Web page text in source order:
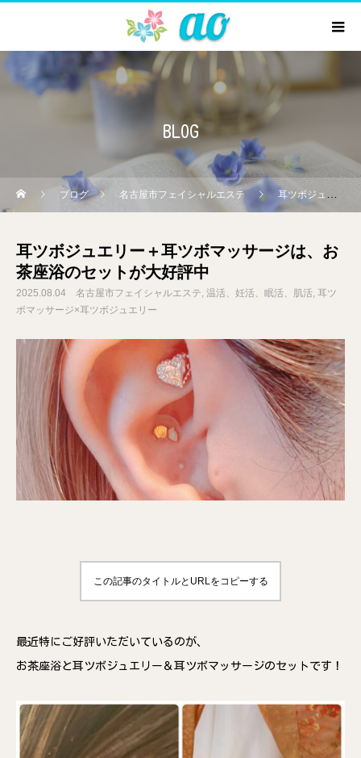
BLOG
ブログ 名古屋市フェイシャルエステ 耳ツボジュエリー＋耳ツボマッサージは、お茶座浴のセットが大好評中
耳ツボジュエリー＋耳ツボマッサージは、お
茶座浴のセットが大好評中
2025.08.04 名古屋市フェイシャルエステ 温活、妊活、眠活、肌活 耳ツ
ボマッサージ×耳ツボジュエリー
この記事のタイトルとURLをコピーする
最近特にご好評いただいているのが、
お茶座浴と耳ツボジュエリー＆耳ツボマッサージのセットです！